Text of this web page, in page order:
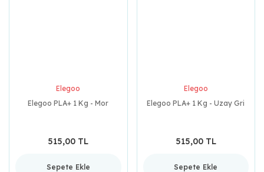
Elegoo
Elegoo PLA+ 1 Kg - Mor
515,00 TL
Sepete Ekle
Elegoo
Elegoo PLA+ 1 Kg - Uzay Gri
515,00 TL
Sepete Ekle